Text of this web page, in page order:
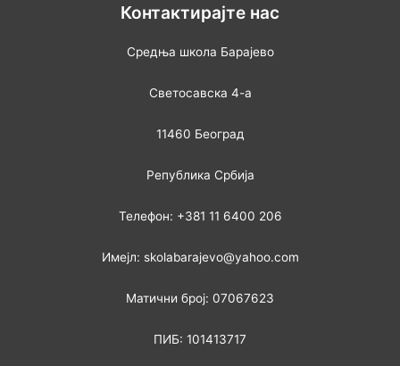
Контактирајте нас
Средња школа Барајево
Светосавска 4-а
11460 Београд
Република Србија
Телефон: +381 11 6400 206
Имејл: skolabarajevo@yahoo.com
Матични број: 07067623
ПИБ: 101413717